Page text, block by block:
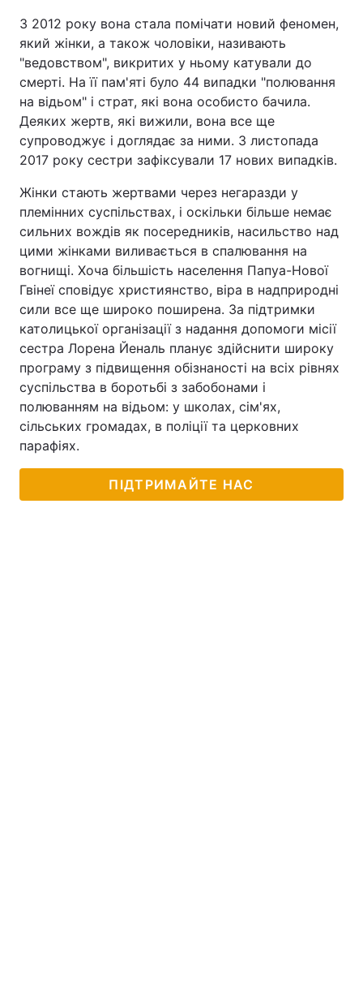
З 2012 року вона стала помічати новий феномен,
який жінки, а також чоловіки, називають
"ведовством", викритих у ньому катували до
смерті. На її пам'яті було 44 випадки "полювання
на відьом" і страт, які вона особисто бачила.
Деяких жертв, які вижили, вона все ще
супроводжує і доглядає за ними. З листопада
2017 року сестри зафіксували 17 нових випадків.
Жінки стають жертвами через негаразди у
племінних суспільствах, і оскільки більше немає
сильних вождів як посередників, насильство над
цими жінками виливається в спалювання на
вогнищі. Хоча більшість населення Папуа-Нової
Гвінеї сповідує християнство, віра в надприродні
сили все ще широко поширена. За підтримки
католицької організації з надання допомоги місії
сестра Лорена Йеналь планує здійснити широку
програму з підвищення обізнаності на всіх рівнях
суспільства в боротьбі з забобонами і
полюванням на відьом: у школах, сім'ях,
сільських громадах, в поліції та церковних
парафіях.
ПІДТРИМАЙТЕ НАС